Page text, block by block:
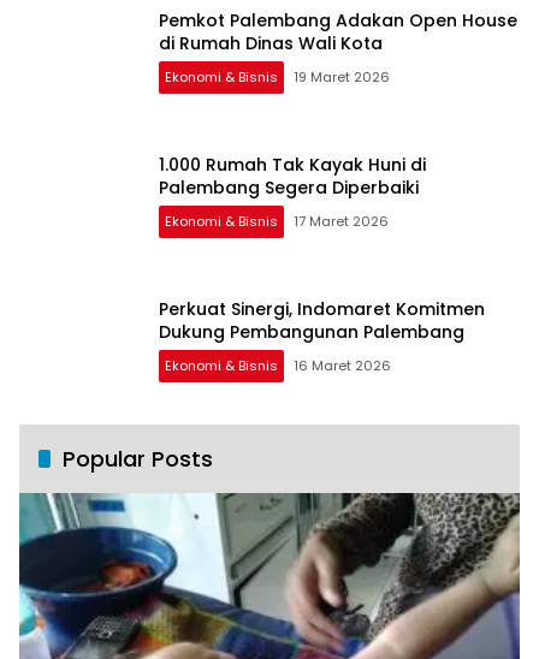
Pemkot Palembang Adakan Open House
di Rumah Dinas Wali Kota
Ekonomi & Bisnis 19 Maret 2026
1.000 Rumah Tak Kayak Huni di
Palembang Segera Diperbaiki
Ekonomi & Bisnis 17 Maret 2026
Perkuat Sinergi, Indomaret Komitmen
Dukung Pembangunan Palembang
Ekonomi & Bisnis 16 Maret 2026
Popular Posts